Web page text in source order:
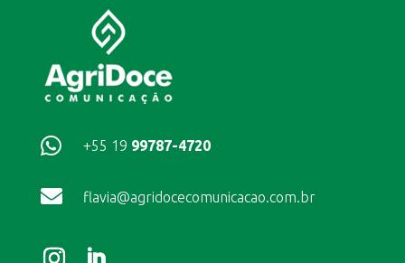
 +55 19 99787-4720
 flavia@agridocecomunicacao.com.br